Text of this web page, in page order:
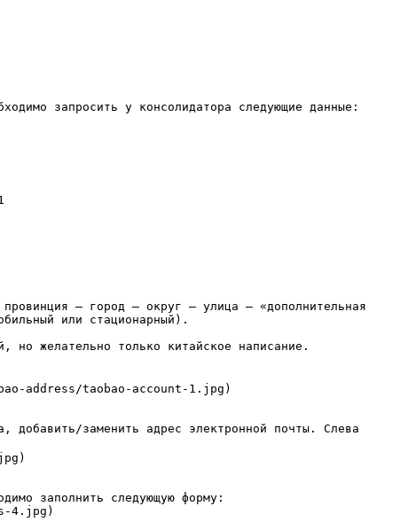
запросить у консолидатора следующие данные:
– город – округ – улица – «дополнительная
или стационарный).
желательно только китайское написание.
address/taobao-account-1.jpg)
добавить/заменить адрес электронной почты. Слева
заполнить следующую форму:
4.jpg)